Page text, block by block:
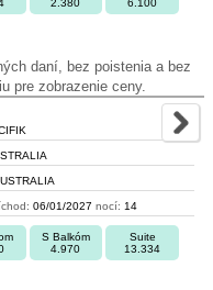
2.380 6.100
daní, bez poistenia a bez
pre zobrazenie ceny.
06/01/2027 nocí: 14
S Balkóm
4.970
Suite
13.334